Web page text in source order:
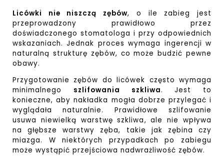
Licówki nie niszczą zębów, o ile zabieg jest
przeprowadzony prawidłowo przez
doświadczonego stomatologa i przy odpowiednich
wskazaniach. Jednak proces wymaga ingerencji w
naturalną strukturę zębów, co może budzić pewne
obawy.
Przygotowanie zębów do licówek często wymaga
minimalnego szlifowania szkliwa. Jest to
konieczne, aby nakładka mogła dobrze przylegać i
wyglądała naturalnie. Prawidłowe szlifowanie
usuwa niewielką warstwę szkliwa, ale nie wpływa
na głębsze warstwy zęba, takie jak zębina czy
miazga. W niektórych przypadkach po zabiegu
może wystąpić przejściowa nadwrażliwość zębów.